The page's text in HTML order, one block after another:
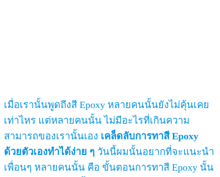
เมื่อเรานั้นพูดถึงสี Epoxy หลายคนนั้นยังไม่คุ้นเคย
เท่าไหร แต่หลายคนนั้น ไม่มีอะไรที่เกินความ
สามารถของเรานั้นเอง เคล็ดลับการทาสี Epoxy
ด้วยตัวเองทำได้ง่าย ๆ วันนี้ผมนั้นอยากที่จะแนะนำ
เพื่อนๆ หลายคนนั้น คือ ขั้นตอนการทาสี Epoxy นั้น